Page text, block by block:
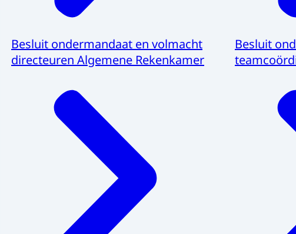
Besluit ondermandaat en volmacht
directeuren Algemene Rekenkamer
Besluit